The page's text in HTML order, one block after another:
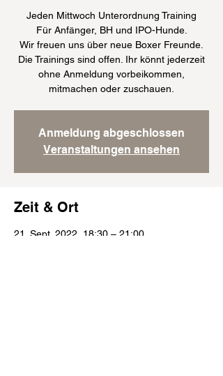
Jeden Mittwoch Unterordnung Training
Für Anfänger, BH und IPO-Hunde.
Wir freuen uns über neue Boxer Freunde.
Die Trainings sind offen. Ihr könnt jederzeit
ohne Anmeldung vorbeikommen,
mitmachen oder zuschauen.
Anmeldung abgeschlossen
Veranstaltungen ansehen
Zeit & Ort
21. Sept. 2022, 18:30 – 21:00